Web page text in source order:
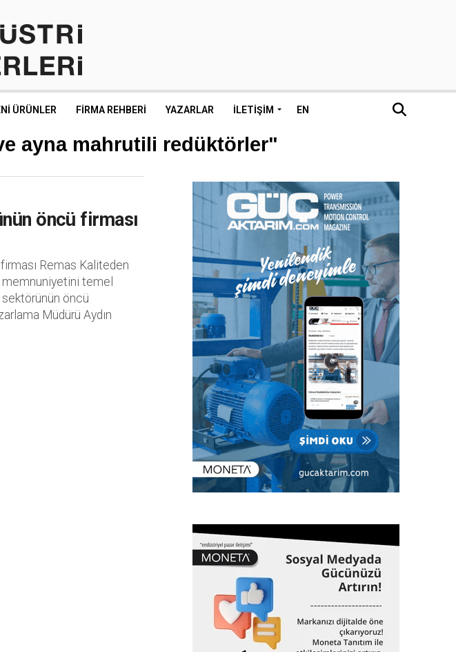
ÜRÜNLER FIRMA REHBERI YAZARLAR İLETIŞIM EN
ayna mahrutili redüktörler"
öncü firması
Remas Kaliteden
temel
öncü
Müdürü Aydın